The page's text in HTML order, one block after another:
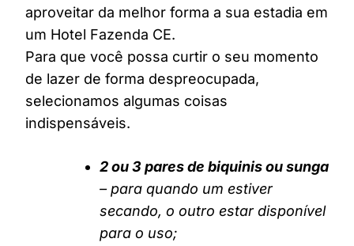
aproveitar da melhor forma a sua estadia em
um Hotel Fazenda CE.
Para que você possa curtir o seu momento
de lazer de forma despreocupada,
selecionamos algumas coisas
indispensáveis.
2 ou 3 pares de biquinis ou sunga
– para quando um estiver
secando, o outro estar disponível
para o uso;